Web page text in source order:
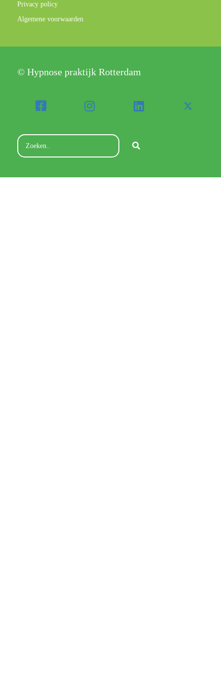
Privacy policy
Algemene voorwaarden
© Hypnose praktijk Rotterdam